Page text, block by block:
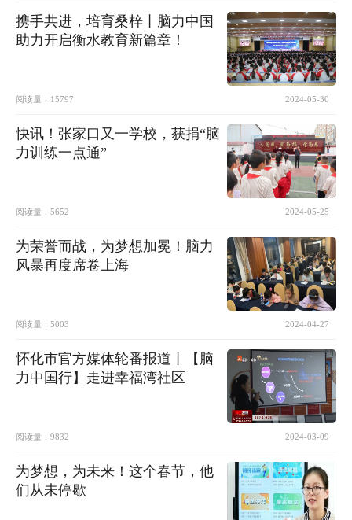
携手共进，培育桑梓丨脑力中国
助力开启衡水教育新篇章！
阅读量： 15797 2024-05-30
快讯！张家口又一学校，获捐“脑
力训练一点通”
阅读量： 5652 2024-05-25
为荣誉而战，为梦想加冕！脑力
风暴再度席卷上海
阅读量： 5003 2024-04-27
怀化市官方媒体轮番报道丨【脑
力中国行】走进幸福湾社区
阅读量： 9832 2024-03-09
为梦想，为未来！这个春节，他
们从未停歇